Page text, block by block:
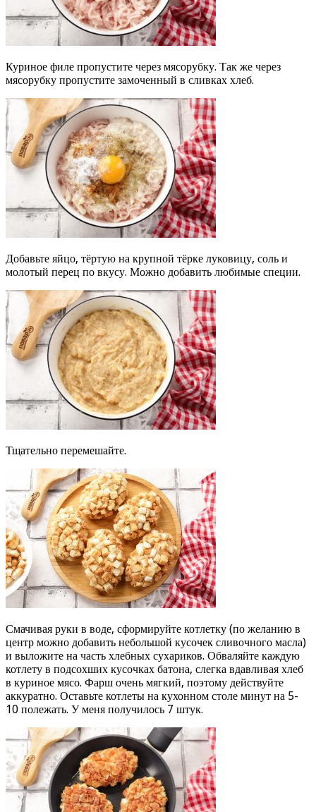
Куриное филе пропустите через мясорубку. Так же через
мясорубку пропустите замоченный в сливках хлеб.
Добавьте яйцо, тёртую на крупной тёрке луковицу, соль и
молотый перец по вкусу. Можно добавить любимые специи.
Тщательно перемешайте.
Смачивая руки в воде, сформируйте котлетку (по желанию в
центр можно добавить небольшой кусочек сливочного масла)
и выложите на часть хлебных сухариков. Обваляйте каждую
котлету в подсохших кусочках батона, слегка вдавливая хлеб
в куриное мясо. Фарш очень мягкий, поэтому действуйте
аккуратно. Оставьте котлеты на кухонном столе минут на 5-
10 полежать. У меня получилось 7 штук.